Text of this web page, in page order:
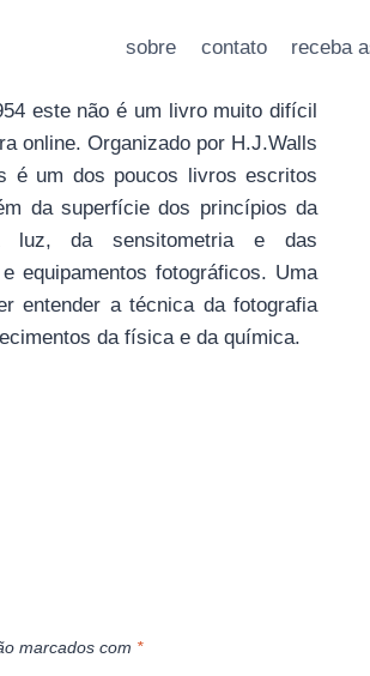
sobre contato receba
este não é um livro muito difícil
online. Organizado por H.J.Walls
é um dos poucos livros escritos
da superfície dos princípios da
luz, da sensitometria e das
equipamentos fotográficos. Uma
entender a técnica da fotografia
da física e da química.
marcados com *